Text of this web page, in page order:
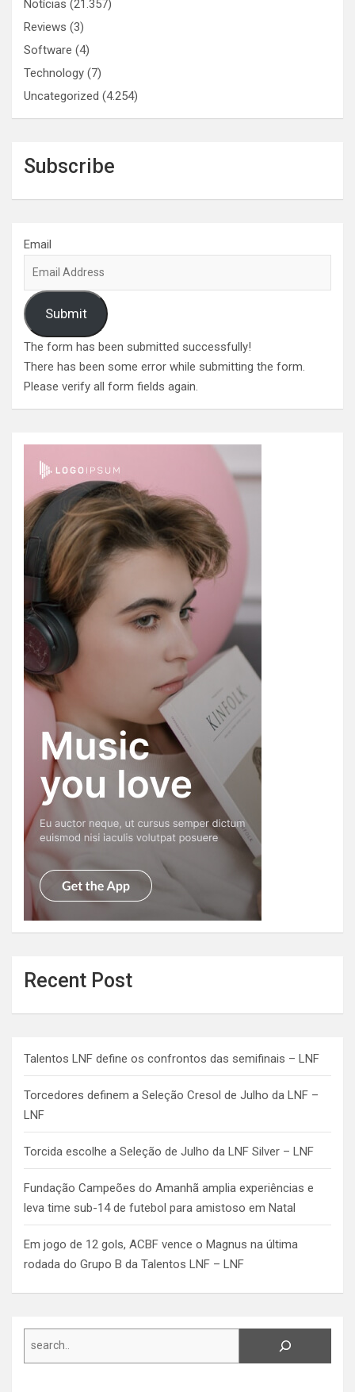
Notícias (21.357)
Reviews (3)
Software (4)
Technology (7)
Uncategorized (4.254)
Subscribe
Email
Submit
The form has been submitted successfully!
There has been some error while submitting the form.
Please verify all form fields again.
Recent Post
Talentos LNF define os confrontos das semifinais – LNF
Torcedores definem a Seleção Cresol de Julho da LNF –
LNF
Torcida escolhe a Seleção de Julho da LNF Silver – LNF
Fundação Campeões do Amanhã amplia experiências e
leva time sub-14 de futebol para amistoso em Natal
Em jogo de 12 gols, ACBF vence o Magnus na última
rodada do Grupo B da Talentos LNF – LNF
Search